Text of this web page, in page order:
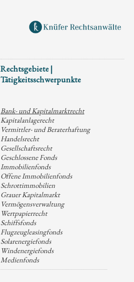
Rechtsgebiete |
Tätigkeitsschwerpunkte
Bank- und Kapitalmarktrecht
Kapitalanlagerecht
Vermittler- und Beraterhaftung
Handelsrecht
Gesellschaftsrecht
Geschlossene Fonds
Immobilienfonds
Offene Immobilienfonds
Schrottimmobilien
Grauer Kapitalmarkt
Vermögensverwaltung
Wertpapierrecht
Schiffsfonds
Flugzeugleasingfonds
Solarenergiefonds
Windenergiefonds
Medienfonds